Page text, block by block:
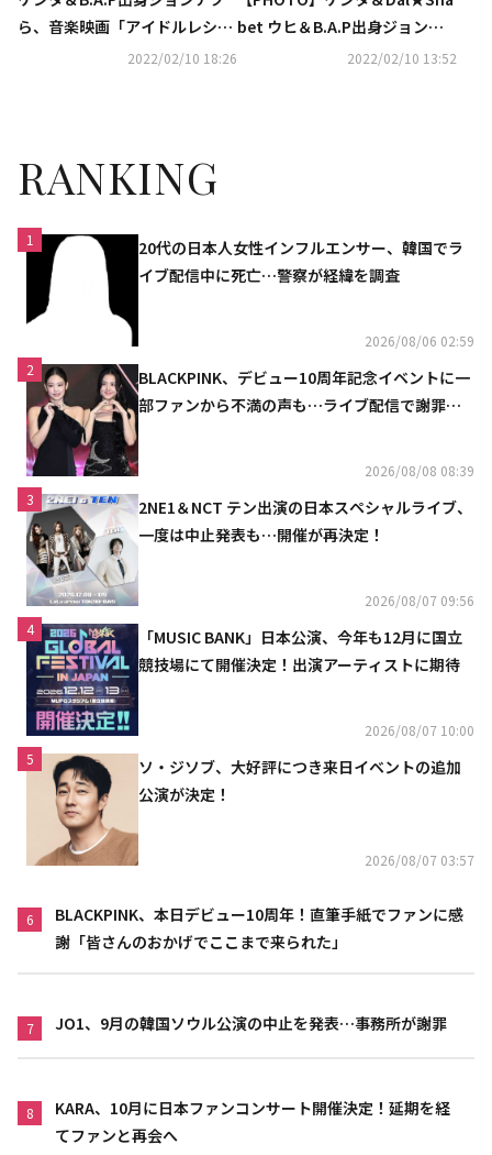
ら、音楽映画「アイドルレシ
ピ」でスクリーンデビュ
2022/02/10 18:26
bet ウヒ＆B.A.P出身ジョンア
プら、音楽映画「アイドルレシ
2022/02/10 13:52
RANKING
1
20代の日本人女性インフルエンサー、韓国でラ
イブ配信中に死亡…警察が経緯を調査
2026/08/06 02:59
2
BLACKPINK、デビュー10周年記念イベントに一
部ファンから不満の声も…ライブ配信で謝罪
2026/08/08 08:39
3
2NE1＆NCT テン出演の日本スペシャルライブ、
一度は中止発表も…開催が再決定！
2026/08/07 09:56
4
「MUSIC BANK」日本公演、今年も12月に国立
競技場にて開催決定！出演アーティストに期待
2026/08/07 10:00
5
ソ・ジソブ、大好評につき来日イベントの追加
公演が決定！
2026/08/07 03:57
6
BLACKPINK、本日デビュー10周年！直筆手紙でファンに感
謝「皆さんのおかげでここまで来られた」
7 JO1、9月の韓国ソウル公演の中止を発表…事務所が謝罪
8
KARA、10月に日本ファンコンサート開催決定！延期を経
てファンと再会へ